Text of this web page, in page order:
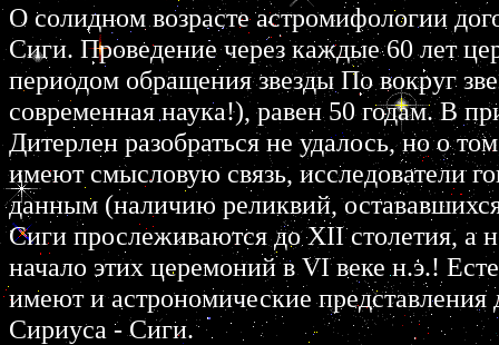
О солидном возрасте астромифологии
Сиги. Проведение через каждые 60 лет
периодом обращения звезды По вокруг
современная наука!), равен 50 годам. В
Дитерлен разобраться не удалось, но о
имеют смысловую связь, исследователи
данным (наличию реликвий,
Сиги прослеживаются до XII столетия, а
начало этих церемоний в VI веке н.э.!
имеют и астрономические
Сириуса - Сиги.